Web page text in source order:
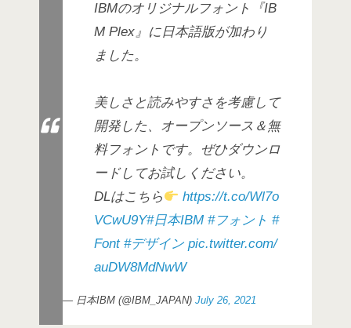
IBMのオリジナルフォント『IB
M Plex』に日本語版が加わり
ました。
美しさと読みやすさを考慮して
開発した、オープンソース＆無
料フォントです。ぜひダウンロ
ードしてお試しください。
DLはこちら
https://t.co/Wl7o
VCwU9Y#日本IBM #フォント #
Font #デザイン pic.twitter.com/
auDW8MdNwW
— 日本IBM (@IBM_JAPAN) July 26, 2021